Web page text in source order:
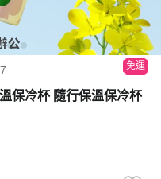
免運
保冷杯 隨行保溫保冷杯